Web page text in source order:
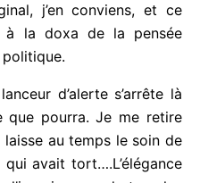
autant de pistes qui
vivacité du débat pour
temps qu’elles
et financier.
le pire que rêver
»